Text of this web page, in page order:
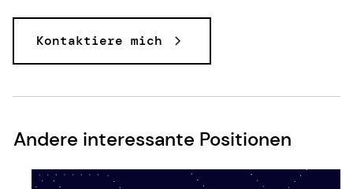
Kontaktiere mich
Andere interessante Positionen